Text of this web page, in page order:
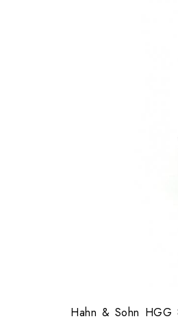
Hahn & Sohn HGG